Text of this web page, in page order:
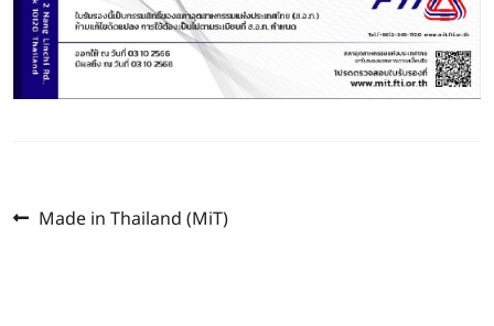
แนะแนว
Previous
Made in Thailand (MiT)